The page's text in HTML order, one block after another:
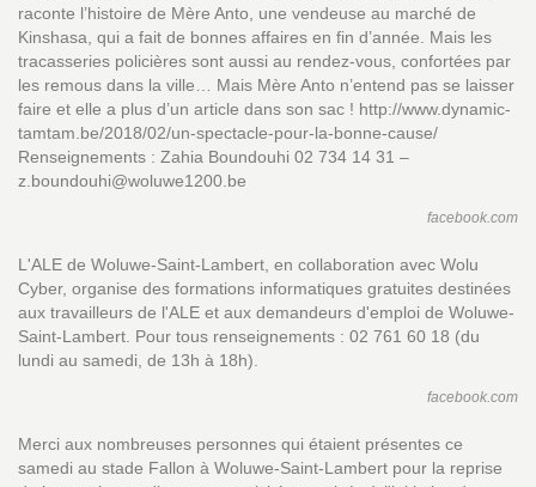
raconte l’histoire de Mère Anto, une vendeuse au marché de
Kinshasa, qui a fait de bonnes affaires en fin d’année. Mais les
tracasseries policières sont aussi au rendez-vous, confortées par
les remous dans la ville… Mais Mère Anto n’entend pas se laisser
faire et elle a plus d’un article dans son sac ! http://www.dynamic-
tamtam.be/2018/02/un-spectacle-pour-la-bonne-cause/
Renseignements : Zahia Boundouhi 02 734 14 31 –
z.boundouhi@woluwe1200.be
facebook.com
L'ALE de Woluwe-Saint-Lambert, en collaboration avec Wolu
Cyber, organise des formations informatiques gratuites destinées
aux travailleurs de l'ALE et aux demandeurs d'emploi de Woluwe-
Saint-Lambert. Pour tous renseignements : 02 761 60 18 (du
lundi au samedi, de 13h à 18h).
facebook.com
Merci aux nombreuses personnes qui étaient présentes ce
samedi au stade Fallon à Woluwe-Saint-Lambert pour la reprise